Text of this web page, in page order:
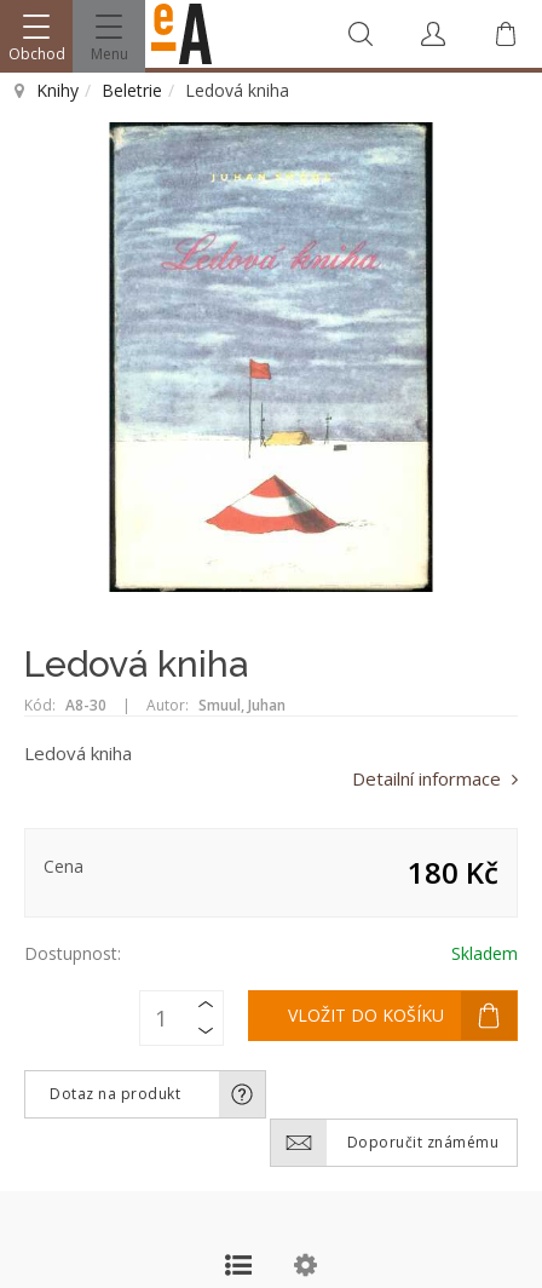
Obchod Menu
Knihy Beletrie Ledová kniha
Ledová kniha
Kód: A8-30 | Autor: Smuul, Juhan
Ledová kniha
Detailní informace
Cena 180 Kč
Dostupnost: Skladem
Dotaz na produkt
Doporučit známému